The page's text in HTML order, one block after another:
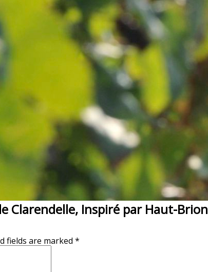
Clarendelle, Inspiré par Haut-Brion
fields are marked *